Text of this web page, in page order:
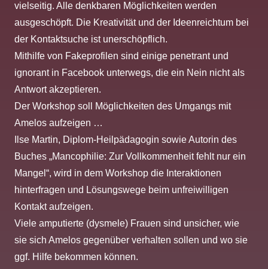
vielseitig. Alle denkbaren Möglichkeiten werden
ausgeschöpft. Die Kreativität und der Ideenreichtum bei
der Kontaktsuche ist unerschöpflich.
Mithilfe von Fakeprofilen sind einige penetrant und
ignorant in Facebook unterwegs, die ein Nein nicht als
Antwort akzeptieren.
Der Workshop soll Möglichkeiten des Umgangs mit
Amelos aufzeigen …
Ilse Martin, Diplom-Heilpädagogin sowie Autorin des
Buches „Mancophilie: Zur Vollkommenheit fehlt nur ein
Mangel“, wird in dem Workshop die Interaktionen
hinterfragen und Lösungswege beim unfreiwilligen
Kontakt aufzeigen.
Viele amputierte (dysmele) Frauen sind unsicher, wie
sie sich Amelos gegenüber verhalten sollen und wo sie
ggf. Hilfe bekommen können.